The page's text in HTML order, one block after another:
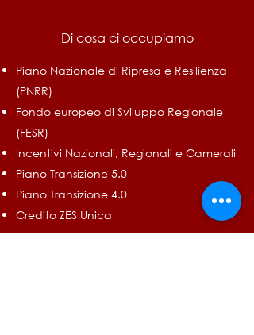
Di cosa ci occupiamo
Piano Nazionale di Ripresa e Resilienza
(PNRR)
Fondo europeo di Sviluppo Regionale
(FESR)
Incentivi Nazionali, Regionali e Camerali
Piano Transizione 5.0
Piano Transizione 4.0
Credito ZES Unica